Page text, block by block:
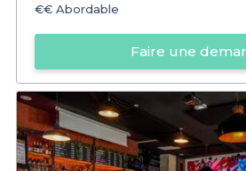
€€ Abordable
Faire une